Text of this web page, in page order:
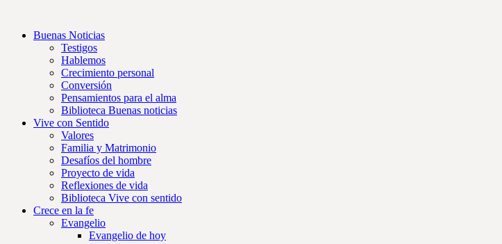
Buenas Noticias
Testigos
Hablemos
Crecimiento personal
Conversión
Pensamientos para el alma
Biblioteca Buenas noticias
Vive con Sentido
Valores
Familia y Matrimonio
Desafíos del hombre
Proyecto de vida
Reflexiones de vida
Biblioteca Vive con sentido
Crece en la fe
Evangelio
Evangelio de hoy